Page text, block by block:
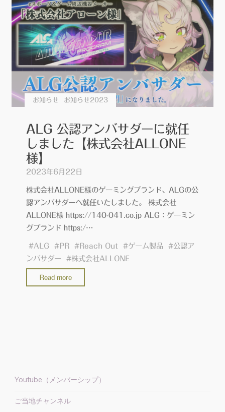
ー
プ
を
ご
提
供
い
た
ま
【ア
お知らせ お知らせ2023
ALG 公認アンバサダーに就任
しました【株式会社ALLONE
様】
2023年6月22日
株式会社ALLONE様のゲーミングブランド、ALGの公
認アンバサダーへ就任いたしました。 株式会社
ALLONE様 https://140-041.co.jp ALG：ゲーミン
グブランド https:/…
#ALG #PR #Reach Out #ゲーム製品 #公認ア
ンバサダー
#株式会社ALLONE
Read more
ー
Youtube（メンバーシップ）
ご当地チャンネル